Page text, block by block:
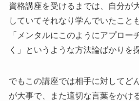
資格講座を受けるまでは、自分が
していてそれなり学んでいたこと
「メンタルにこのようにアプロー
く」というような方法論ばかりを
でもこの講座では相手に対してど
が大事で、また適切な言葉をかけ